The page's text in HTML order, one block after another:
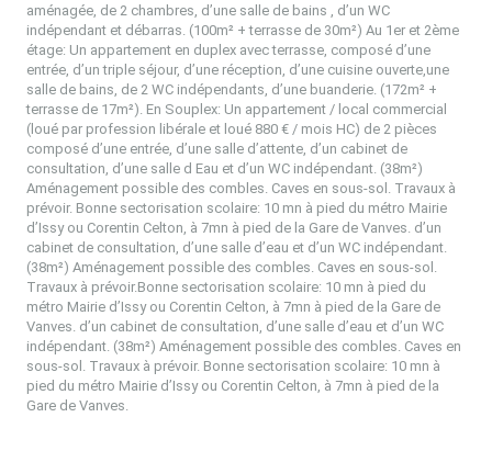
aménagée, de 2 chambres, d’une salle de bains , d’un WC
indépendant et débarras. (100m² + terrasse de 30m²) Au 1er et 2ème
étage: Un appartement en duplex avec terrasse, composé d’une
entrée, d’un triple séjour, d’une réception, d’une cuisine ouverte,une
salle de bains, de 2 WC indépendants, d’une buanderie. (172m² +
terrasse de 17m²). En Souplex: Un appartement / local commercial
(loué par profession libérale et loué 880 € / mois HC) de 2 pièces
composé d’une entrée, d’une salle d’attente, d’un cabinet de
consultation, d’une salle d Eau et d’un WC indépendant. (38m²)
Aménagement possible des combles. Caves en sous-sol. Travaux à
prévoir. Bonne sectorisation scolaire: 10 mn à pied du métro Mairie
d’Issy ou Corentin Celton, à 7mn à pied de la Gare de Vanves. d’un
cabinet de consultation, d’une salle d’eau et d’un WC indépendant.
(38m²) Aménagement possible des combles. Caves en sous-sol.
Travaux à prévoir.Bonne sectorisation scolaire: 10 mn à pied du
métro Mairie d’Issy ou Corentin Celton, à 7mn à pied de la Gare de
Vanves. d’un cabinet de consultation, d’une salle d’eau et d’un WC
indépendant. (38m²) Aménagement possible des combles. Caves en
sous-sol. Travaux à prévoir. Bonne sectorisation scolaire: 10 mn à
pied du métro Mairie d’Issy ou Corentin Celton, à 7mn à pied de la
Gare de Vanves.